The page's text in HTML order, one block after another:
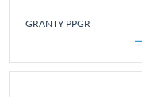
GRANTY PPGR